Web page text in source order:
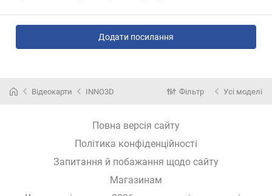
Додати посилання
Відеокарти INNO3D Фільтр Усі моделі
Повна версія сайту
Політика конфіденційності
Запитання й побажання щодо сайту
Магазинам